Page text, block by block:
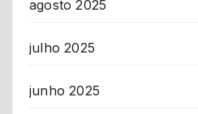
agosto 2025
julho 2025
junho 2025